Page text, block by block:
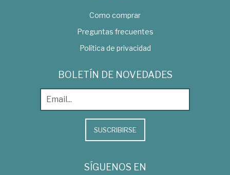
Como comprar
Preguntas frecuentes
Política de privacidad
BOLETÍN DE NOVEDADES
SUSCRIBIRSE
SÍGUENOS EN